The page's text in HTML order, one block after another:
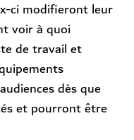
ci modifieront leur
voir à quoi
de travail et
dès que
et pourront être